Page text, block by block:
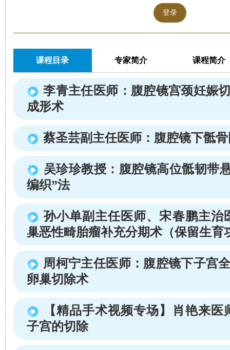
登录
课程目录 专家简介 课程简介
李青主任医师：腹腔镜宫颈妊娠
成形术
蔡圣芸副主任医师：腹腔镜下骶
吴珍珍教授：腹腔镜高位骶韧
编织”法
孙小单副主任医师、宋春鹏主治
巢恶性畸胎瘤补充分期术（保留生育
周柯宁主任医师：腹腔镜下子宫
卵巢切除术
【精品手术视频专场】肖艳来医
子宫的切除